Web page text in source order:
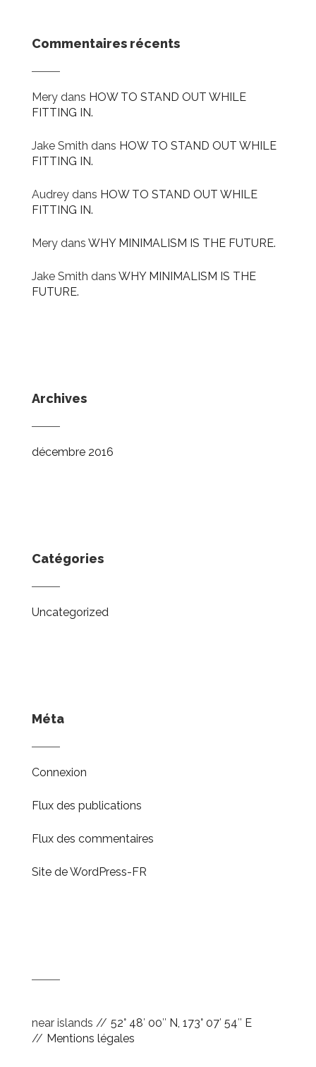
Commentaires récents
Merydans HOW TO STAND OUT WHILE
FITTING IN.
Jake Smith dans HOW TO STAND OUT WHILE
FITTING IN.
Audreydans HOW TO STAND OUT WHILE
FITTING IN.
Merydans WHY MINIMALISM IS THE FUTURE.
Jake Smith dans WHY MINIMALISM IS THE
FUTURE.
Archives
décembre 2016
Catégories
Uncategorized
Méta
Connexion
Flux des publications
Flux des commentaires
Site de WordPress-FR
near islands // 52° 48′ 00″ N, 173° 07′ 54″ E
// Mentions légales